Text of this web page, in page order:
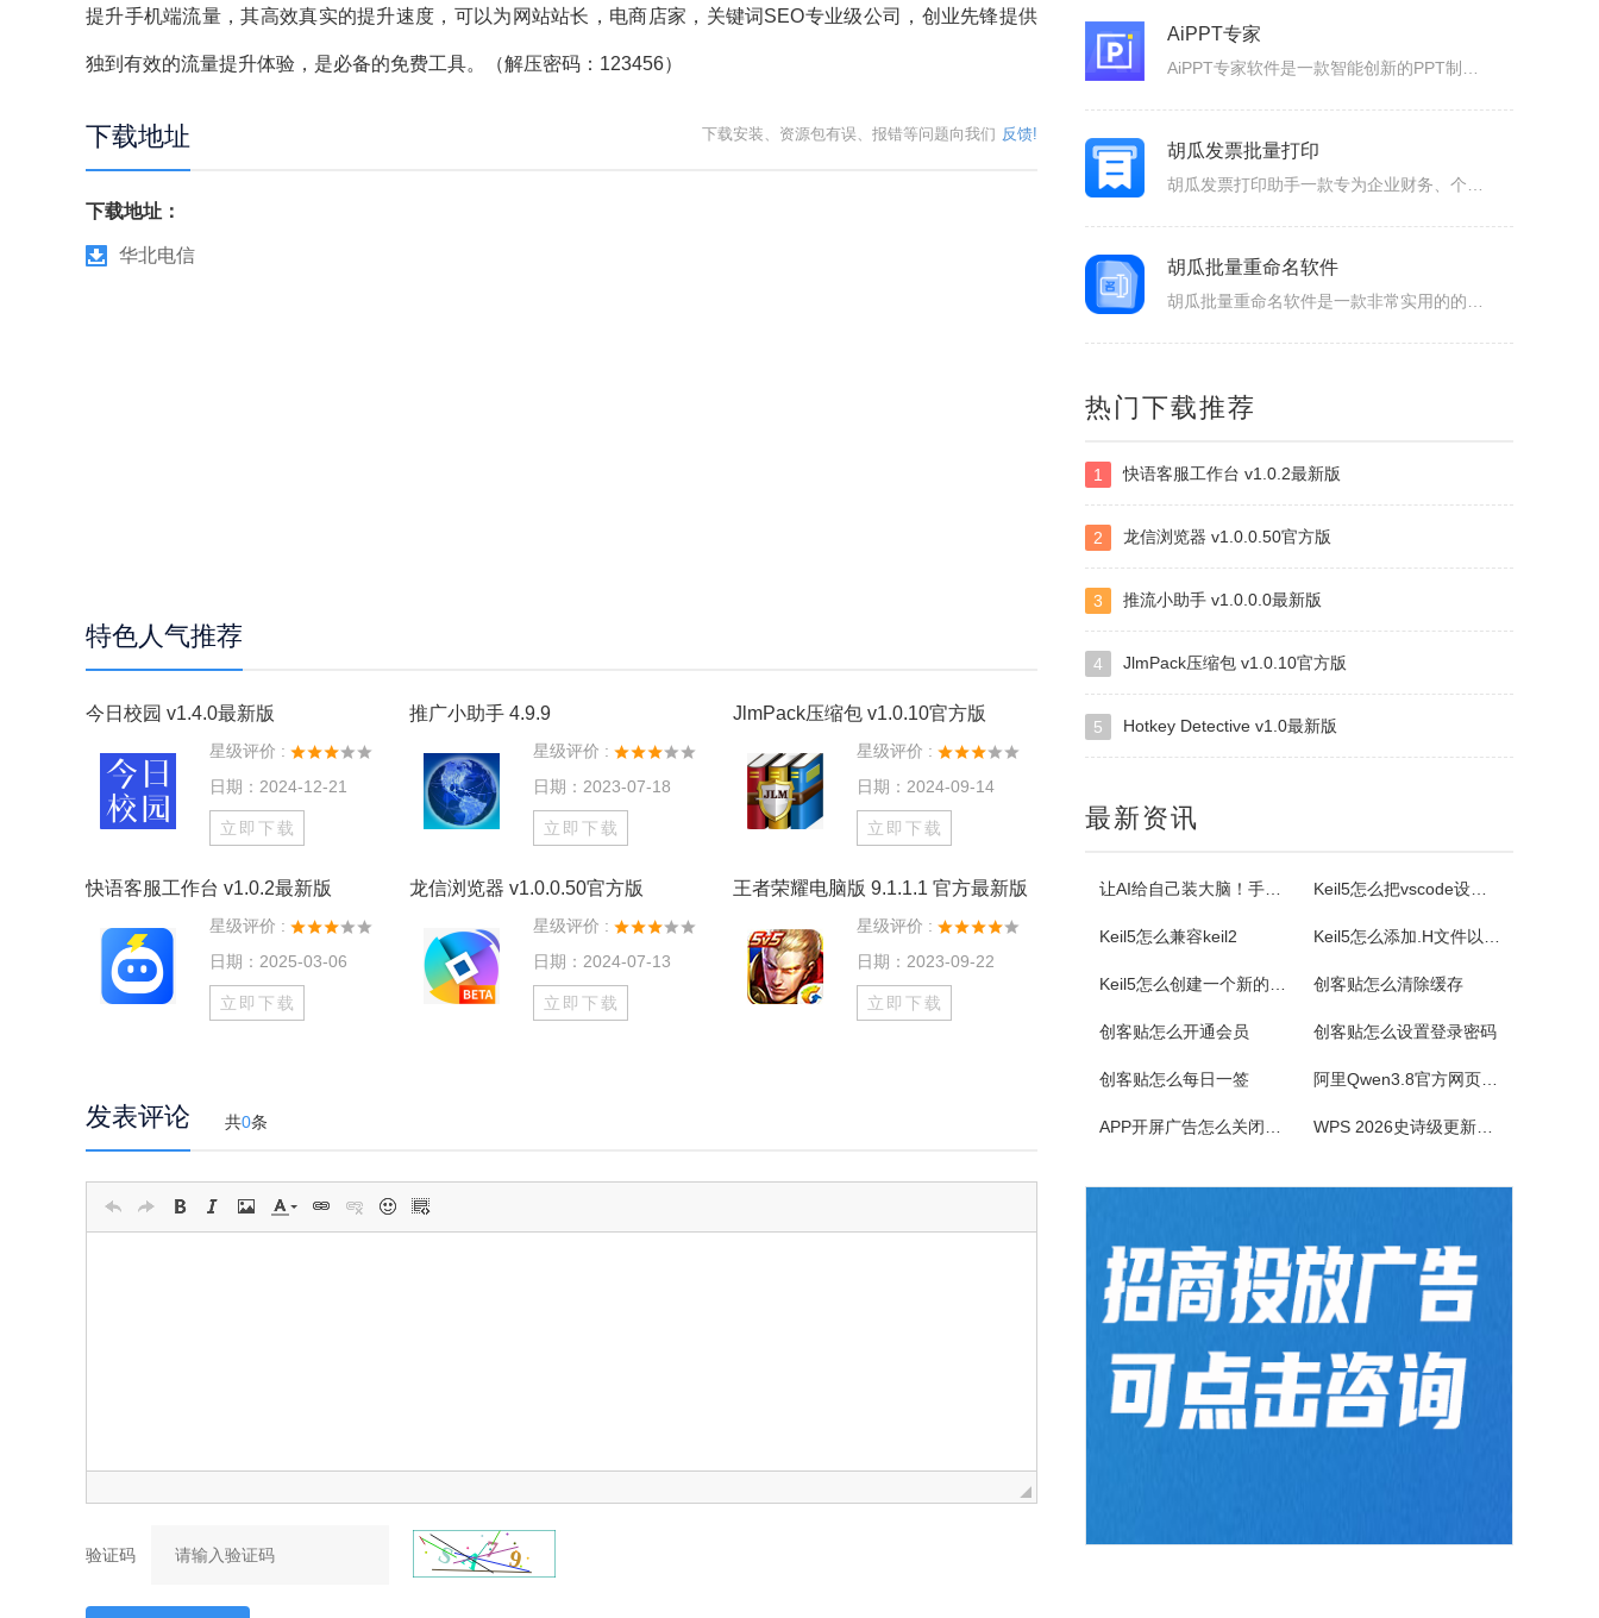
提升手机端流量，其高效真实的提升速度，可以为网站站长，电商店家，关键词SEO专业级公司，创业先锋提供
独到有效的流量提升体验，是必备的免费工具。（解压密码：123456）
下载地址 下载安装、资源包有误、报错等问题向我们 反馈!
下载地址：
华北电信
特色人气推荐
今日校园 v1.4.0最新版
星级评价 :
日期：2024-12-21
立即下载
推广小助手 4.9.9
星级评价 :
日期：2023-07-18
立即下载
JlmPack压缩包 v1.0.10官方版
星级评价 :
日期：2024-09-14
立即下载
快语客服工作台 v1.0.2最新版
星级评价 :
日期：2025-03-06
立即下载
龙信浏览器 v1.0.0.50官方版
星级评价 :
日期：2024-07-13
立即下载
王者荣耀电脑版 9.1.1.1 官方最新版
星级评价 :
日期：2023-09-22
立即下载
发表评论 共0条
验证码
AiPPT专家
胡瓜发票批量打印
胡瓜批量重命名软件
NirSoft SmartSniff
格尔维一键建站软件
OfflineCommander是一个网页抓取工具，支持FILE、HTTP、HTTPS、FTP协议和Proxy，还可以对抓取回来的网页资料做关键字、网址、标题、内文、文件大小、格式、文件修改日期等检索设置。
电小二成套报价元件选型软件
热门下载推荐
1 快语客服工作台 v1.0.2最新版
2 龙信浏览器 v1.0.0.50官方版
3 推流小助手 v1.0.0.0最新版
4 JlmPack压缩包 v1.0.10官方版
5 Hotkey Detective v1.0最新版
最新资讯
让AI给自己装大脑！手把手教你学会安装使用Agent Skill Keil5怎么把vscode设置外部编辑器
Keil5怎么兼容keil2 Keil5怎么添加.H文件以及Keil5添加.H文件的方法
Keil5怎么创建一个新的51单片机项目 创客贴怎么清除缓存
创客贴怎么开通会员 创客贴怎么设置登录密码
创客贴怎么每日一签 阿里Qwen3.8官方网页版入口
APP开屏广告怎么关闭？3招彻底关闭跳转 WPS 2026史诗级更新！重构存储管理，深度融合AI应用